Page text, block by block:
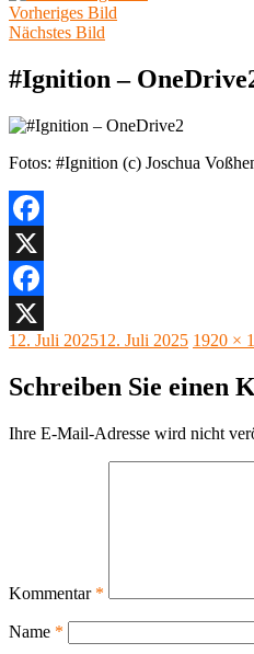
Vorheriges Bild
Nächstes Bild
#Ignition –
Fotos: #Ignition (c) Joschua
Facebook
X
Facebook
X
Veröffentlicht
12. Juli 202512. Juli 2025 1920 ×
Schreiben Sie einen
Ihre E-Mail-Adresse wird nicht
Kommentar *
Name *